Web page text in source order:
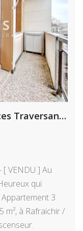
Vanves – Appartement 3 Pièces Traversant avec Balcon
[ VENDU ] Au
qui
3
m², à Rafraichir /